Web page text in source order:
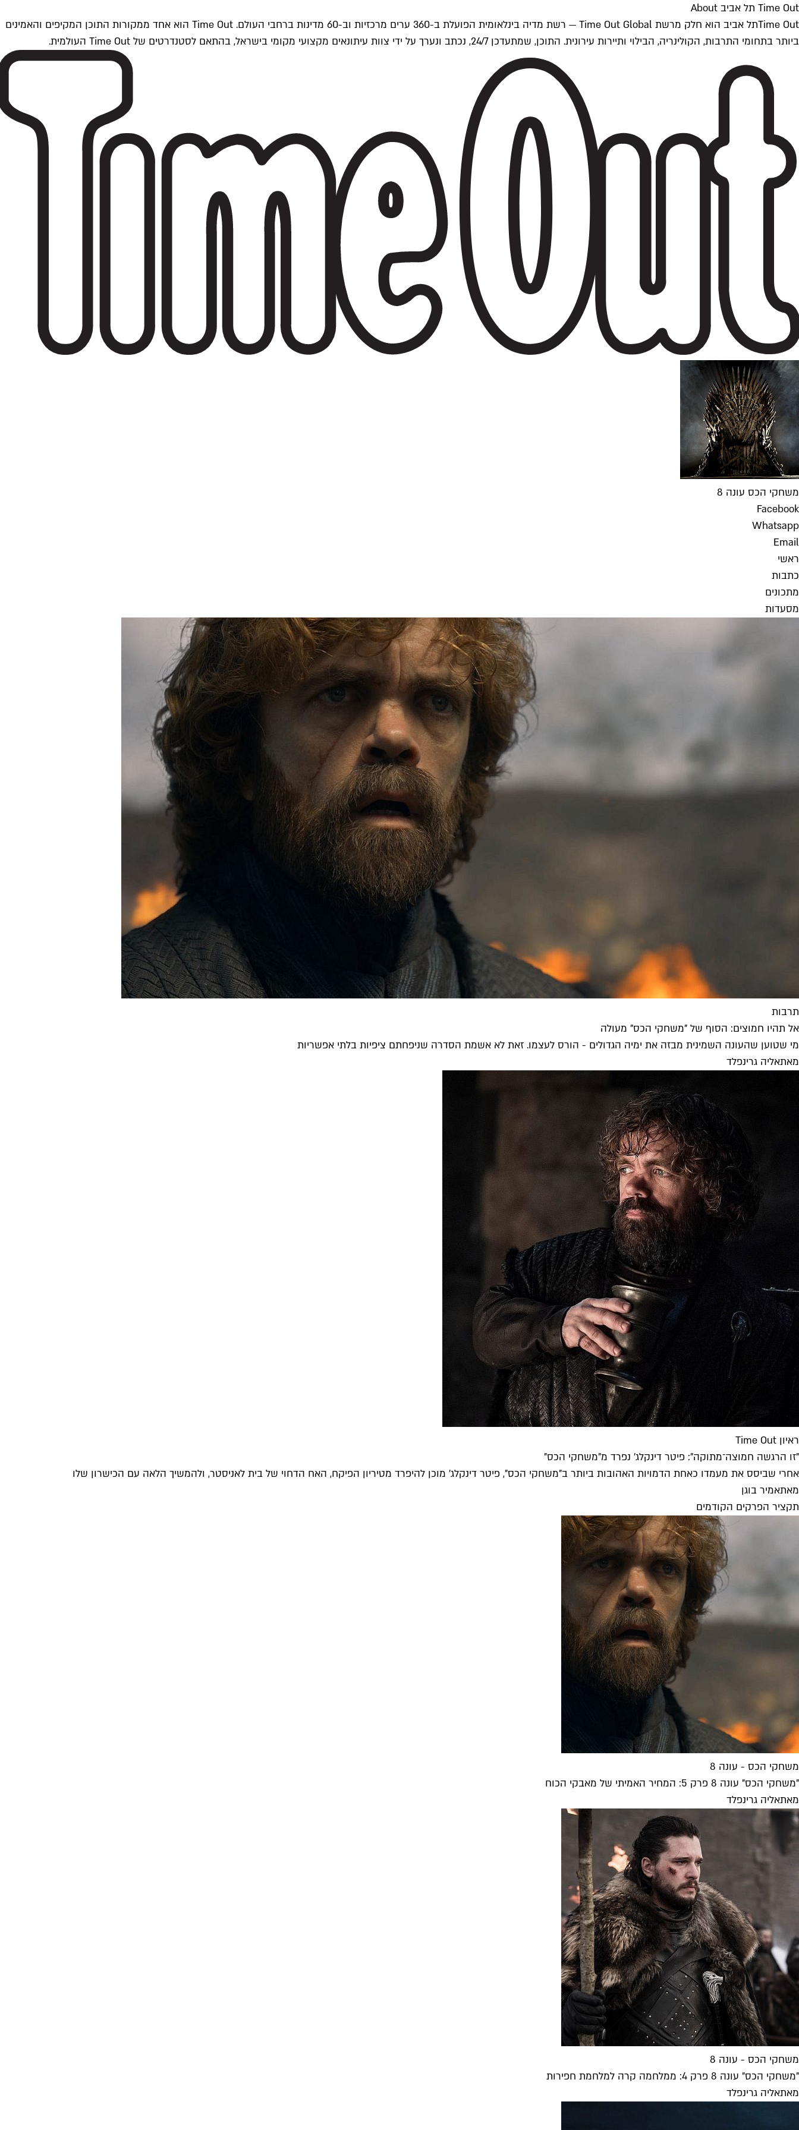
Time Out תל אביב About
Time Outתל אביב הוא חלק מרשת Time Out Global — רשת מדיה בינלאומית הפועלת ב-360 ערים מרכזיות וב-60 מדינות ברחבי העולם. Time Out הוא אחד ממקורות התוכן המקיפים והאמינים
ביותר בתחומי התרבות, הקולינריה, הבילוי ותיירות עירונית. התוכן, שמתעדכן 24/7, נכתב ונערך על ידי צוות עיתונאים מקצועי מקומי בישראל, בהתאם לסטנדרטים של Time Out העולמית.
משחקי הכס עונה 8
Facebook
Whatsapp
Email
ראשי
כתבות
מתכונים
מסעדות
תרבות
אל תהיו חמוצים: הסוף של "משחקי הכס" מעולה
מי שטוען שהעונה השמינית מבזה את ימיה הגדולים - הורס לעצמו. זאת לא אשמת הסדרה שניפחתם ציפיות בלתי אפשריות
מאתאליה גרינפלד
ראיון Time Out
"זו הרגשה חמוצה־מתוקה": פיטר דינקלג' נפרד מ"משחקי הכס"
אחרי שביסס את מעמדו כאחת הדמויות האהובות ביותר ב"משחקי הכס", פיטר דינקלג' מוכן להיפרד מטיריון הפיקח, האח הדחוי של בית לאניסטר, ולהמשיך הלאה עם הכישרון שלו
מאתאמיר בוגן
תקציר הפרקים הקודמים
משחקי הכס - עונה 8
"משחקי הכס" עונה 8 פרק 5: המחיר האמיתי של מאבקי הכוח
מאתאליה גרינפלד
משחקי הכס - עונה 8
"משחקי הכס" עונה 8 פרק 4: ממלחמה קרה למלחמת חפירות
מאתאליה גרינפלד